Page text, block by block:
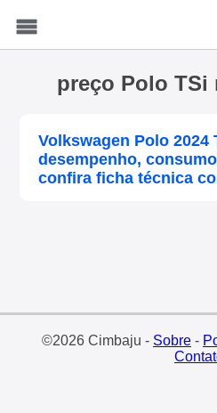
preço Polo TSi
Volkswagen Polo 2024
desempenho,
confira ficha técnica
©2026 Cimbaju - Sobre-